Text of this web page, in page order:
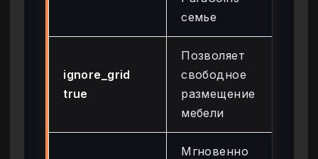
семье
ignore_grid
true
Позволяет
свободное
размещение
мебели
Мгновенно